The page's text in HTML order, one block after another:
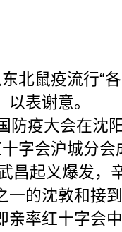
鼠疫流行“各
表谢意。
疫大会在沈阳
会沪城分会
起义爆发，
一的沈敦和接
亲率红十字会